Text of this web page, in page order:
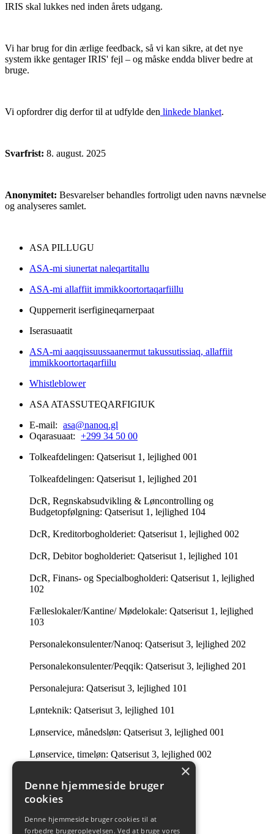
IRIS skal lukkes ned inden årets udgang.
Vi har brug for din ærlige feedback, så vi kan sikre, at det nye
system ikke gentager IRIS' fejl – og måske endda bliver bedre at
bruge.
Vi opfordrer dig derfor til at udfylde den linkede blanket.
Svarfrist: 8. august. 2025
Anonymitet: Besvarelser behandles fortroligt uden navns nævnelse
og analyseres samlet.
ASA PILLUGU
ASA-mi siunertat naleqartitallu
ASA-mi allaffiit immikkoortortaqarfiillu
Quppernerit iserfigineqarnerpaat
Iserasuaatit
ASA-mi aaqqissuussaanermut takussutissiaq, allaffiit
immikkoortortaqarfiilu
Whistleblower
ASA ATASSUTEQARFIGIUK
E-mail: asa@nanoq.gl
Oqarasuaat: +299 34 50 00
Tolkeafdelingen: Qatserisut 1, lejlighed 001
Tolkeafdelingen: Qatserisut 1, lejlighed 201
DcR, Regnskabsudvikling & Løncontrolling og
Budgetopfølgning: Qatserisut 1, lejlighed 104
DcR, Kreditorbogholderiet: Qatserisut 1, lejlighed 002
DcR, Debitor bogholderiet: Qatserisut 1, lejlighed 101
DcR, Finans- og Specialbogholderi: Qatserisut 1, lejlighed
102
Fælleslokaler/Kantine/ Mødelokale: Qatserisut 1, lejlighed
103
Personalekonsulenter/Nanoq: Qatserisut 3, lejlighed 202
Personalekonsulenter/Peqqik: Qatserisut 3, lejlighed 201
Personalejura: Qatserisut 3, lejlighed 101
Lønteknik: Qatserisut 3, lejlighed 101
Lønservice, månedsløn: Qatserisut 3, lejlighed 001
Lønservice, timeløn: Qatserisut 3, lejlighed 002
Ledelsessekretariatet: 201 i Qatserisut 3
Intern Revision: Qatserisut 1, lejlighed 504
×
Denne hjemmeside bruger
cookies
Denne hjemmeside bruger cookies til at
forbedre brugeroplevelsen. Ved at bruge vores